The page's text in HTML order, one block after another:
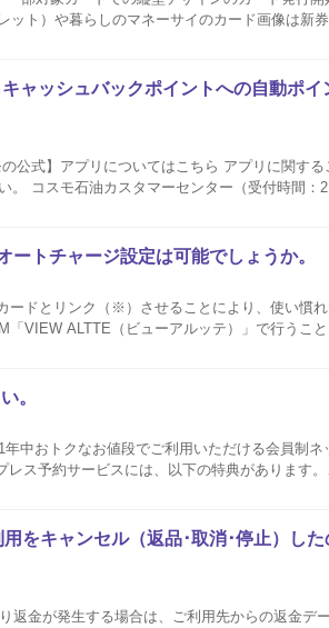
ト）や暮らしのマネーサイのカード画像は新
ャッシュバックポイントへの自動ポイ
についてはこちら アプリに関するご
。 コスモ石油カスタマーセンター（受付時間：
トチャージ設定は可能でしょうか。
ードとリンク（※）させることにより、使い慣
VIEW ALTTE（ビューアルッテ）」で行うこ
。
中おトクなお値段でご利用いただける会員制ネ
ス予約サービスには、以下の特典があります。
をキャンセル（返品･取消･停止）した
返金が発生する場合は、ご利用先からの返金デ